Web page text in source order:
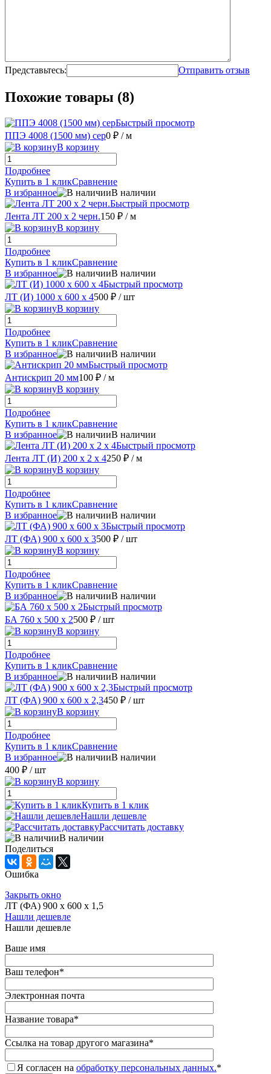
Представьтесь: Отправить отзыв
Похожие товары (8)
Быстрый просмотр
ППЭ 4008 (1500 мм) сер0 ₽ / м
В корзину
Подробнее
Купить в 1 кликСравнение
В избранное
В наличии
Быстрый просмотр
Лента ЛТ 200 х 2 черн.150 ₽ / м
В корзину
Подробнее
Купить в 1 кликСравнение
В избранное
В наличии
Быстрый просмотр
ЛТ (И) 1000 х 600 х 4500 ₽ / шт
В корзину
Подробнее
Купить в 1 кликСравнение
В избранное
В наличии
Быстрый просмотр
Антискрип 20 мм100 ₽ / м
В корзину
Подробнее
Купить в 1 кликСравнение
В избранное
В наличии
Быстрый просмотр
Лента ЛТ (И) 200 х 2 х 4250 ₽ / м
В корзину
Подробнее
Купить в 1 кликСравнение
В избранное
В наличии
Быстрый просмотр
ЛТ (ФА) 900 х 600 х 3500 ₽ / шт
В корзину
Подробнее
Купить в 1 кликСравнение
В избранное
В наличии
Быстрый просмотр
БА 760 х 500 х 2500 ₽ / шт
В корзину
Подробнее
Купить в 1 кликСравнение
В избранное
В наличии
Быстрый просмотр
ЛТ (ФА) 900 х 600 х 2,3450 ₽ / шт
В корзину
Подробнее
Купить в 1 кликСравнение
В избранное
В наличии
400 ₽ / шт
В корзину
Купить в 1 клик
Нашли дешевле
Рассчитать доставку
В наличии
Поделиться
Ошибка
Закрыть окно
ЛТ (ФА) 900 х 600 х 1,5
Нашли дешевле
Нашли дешевле
Ваше имя
Ваш телефон*
Электронная почта
Название товара*
Ссылка на товар другого магазина*
Я согласен на обработку персональных данных.*